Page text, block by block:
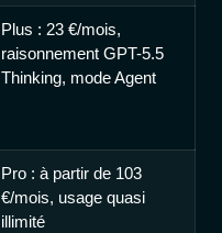
Plus : 23 €/mois,
raisonnement GPT-5.5
Thinking, mode Agent
Pro : à partir de 103
€/mois, usage quasi
illimité